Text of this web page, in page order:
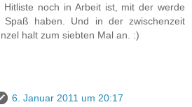
noch in Arbeit ist, mit der werde
Spaß haben. Und in der zwischenzeit
halt zum siebten Mal an. :)
6. Januar 2011 um 20:17